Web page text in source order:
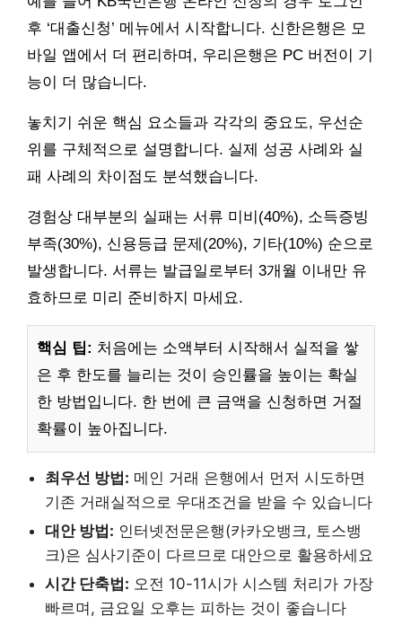
후 ‘대출신청’ 메뉴에서 시작합니다. 신한은행은 모
바일 앱에서 더 편리하며, 우리은행은 PC 버전이 기
능이 더 많습니다.
놓치기 쉬운 핵심 요소들과 각각의 중요도, 우선순
위를 구체적으로 설명합니다. 실제 성공 사례와 실
패 사례의 차이점도 분석했습니다.
경험상 대부분의 실패는 서류 미비(40%), 소득증빙
부족(30%), 신용등급 문제(20%), 기타(10%) 순으로
발생합니다. 서류는 발급일로부터 3개월 이내만 유
효하므로 미리 준비하지 마세요.
핵심 팁: 처음에는 소액부터 시작해서 실적을 쌓
은 후 한도를 늘리는 것이 승인률을 높이는 확실
한 방법입니다. 한 번에 큰 금액을 신청하면 거절
확률이 높아집니다.
최우선 방법: 메인 거래 은행에서 먼저 시도하면
기존 거래실적으로 우대조건을 받을 수 있습니다
대안 방법: 인터넷전문은행(카카오뱅크, 토스뱅
크)은 심사기준이 다르므로 대안으로 활용하세요
시간 단축법: 오전 10-11시가 시스템 처리가 가장
빠르며, 금요일 오후는 피하는 것이 좋습니다